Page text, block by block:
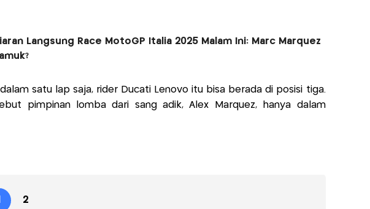
Langsung Race MotoGP Italia 2025 Malam Ini: Marc Marquez
dalam satu lap saja, rider Ducati Lenovo itu bisa berada di posisi tiga.
pimpinan lomba dari sang adik, Alex Marquez, hanya dalam
2